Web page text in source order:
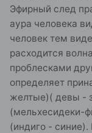
Эфирный след
аура человека
человек тем
расходится
проблесками
определяет
желтые)( девы -
(мельхесидеки-
(индиго - синие).